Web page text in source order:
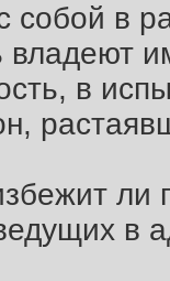
собой в
владеют
в
ли
в